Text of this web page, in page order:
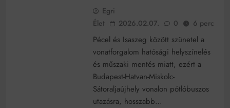
Egri
Élet
2026.02.07. 0 6 perc
Pécel és Isaszeg között szünetel a
vonatforgalom hatósági helyszínelés
és műszaki mentés miatt, ezért a
Budapest-Hatvan-Miskolc-
Sátoraljaújhely vonalon pótlóbuszos
utazásra, hosszabb…